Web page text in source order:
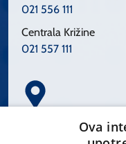
021 556 111
Centrala Križine
021 557 111
Spinčićeva 1, 21000
Ova